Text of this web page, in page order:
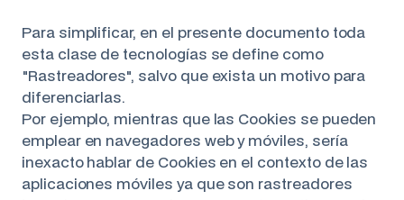
Para simplificar, en el presente documento toda
esta clase de tecnologías se define como
"Rastreadores", salvo que exista un motivo para
diferenciarlas.
Por ejemplo, mientras que las Cookies se pueden
emplear en navegadores web y móviles, sería
inexacto hablar de Cookies en el contexto de las
aplicaciones móviles ya que son rastreadores